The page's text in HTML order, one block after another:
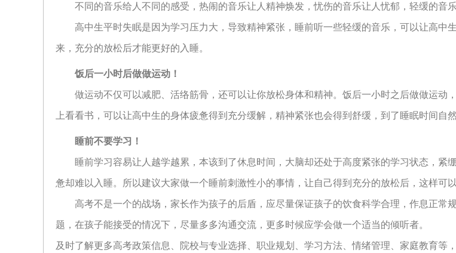
不同的音乐给人不同的感受，热闹的音乐让人精神焕发，忧伤的音乐让人忧郁，轻缓的音乐
高中生平时失眠是因为学习压力大，导致精神紧张，睡前听一些轻缓的音乐，可以让高中
来，充分的放松后才能更好的入睡。
饭后一小时后做做运动！
做运动不仅可以减肥、活络筋骨，还可以让你放松身体和精神。饭后一小时之后做做运动
上看看书，可以让高中生的身体疲惫得到充分缓解，精神紧张也会得到舒缓，到了睡眠时间自
睡前不要学习！
睡前学习容易让人越学越累，本该到了休息时间，大脑却还处于高度紧张的学习状态，紧
惫却难以入睡。所以建议大家做一个睡前刺激性小的事情，让自己得到充分的放松后，这样可以
高考不是一个的战场，家长作为孩子的后盾，应尽量保证孩子的饮食科学合理，作息正常
题，在孩子能接受的情况下，尽量多多沟通交流，更多时候应学会做一个适当的倾听者。
及时了解更多高考政策信息、院校与专业选择、职业规划、学习方法、情绪管理、家庭教育等